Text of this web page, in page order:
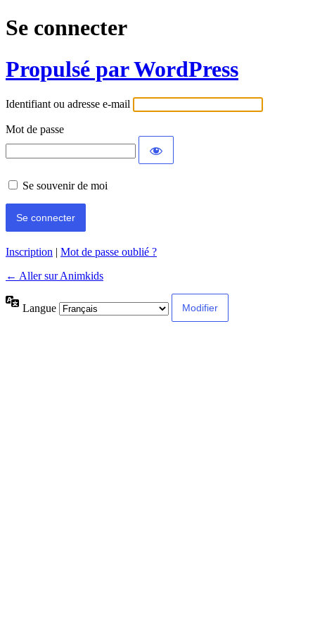
Se connecter
Propulsé par WordPress
Identifiant ou adresse e-mail
Mot de passe
Se souvenir de moi
Inscription | Mot de passe oublié ?
← Aller sur Animkids
Langue